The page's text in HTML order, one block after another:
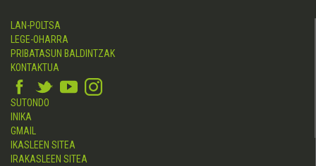
LAN-POLTSA
LEGE-OHARRA
PRIBATASUN BALDINTZAK
KONTAKTUA
SUTONDO
INIKA
GMAIL
IKASLEEN SITEA
IRAKASLEEN SITEA